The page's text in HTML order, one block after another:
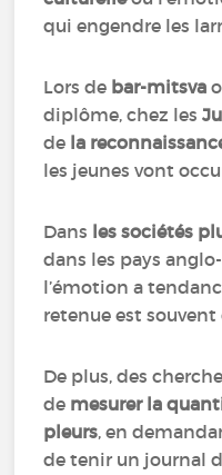
qui engendre les
Lors de bar-mitsva
diplôme, chez les
de la
les jeunes vont
Dans les sociétés
dans les pays
l’émotion a
retenue est souvent
De plus, des
de mesurer la
pleurs, en
de tenir un journal